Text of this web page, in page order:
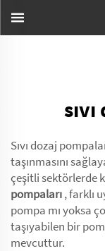
Sıvı dozaj
taşınmasını
çeşitli sektörlerde
pompaları, farklı
pompa mı yoksa
taşıyabilen bir
mevcuttur.